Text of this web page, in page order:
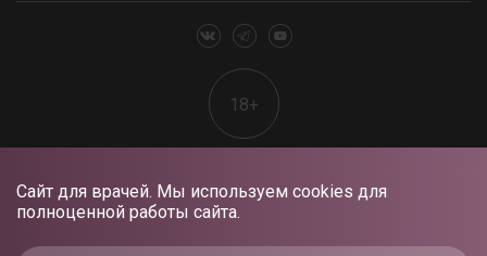
Сайт для врачей. Мы используем cookies для
полноценной работы сайта.
18+